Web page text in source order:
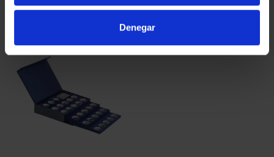
Denegar
registrados
registrados